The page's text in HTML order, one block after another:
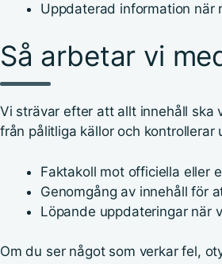
Uppdaterad information när
Så arbetar vi
Vi strävar efter att allt innehåll ska
från pålitliga källor och kontrollerar
Faktakoll mot officiella eller
Genomgång av innehåll för
Löpande uppdateringar när
Om du ser något som verkar fel,